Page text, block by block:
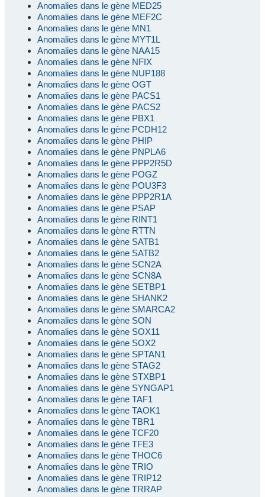
Anomalies dans le gène MED25
Anomalies dans le gène MEF2C
Anomalies dans le gène MN1
Anomalies dans le gène MYT1L
Anomalies dans le gène NAA15
Anomalies dans le gène NFIX
Anomalies dans le gène NUP188
Anomalies dans le gène OGT
Anomalies dans le gène PACS1
Anomalies dans le gène PACS2
Anomalies dans le gène PBX1
Anomalies dans le gène PCDH12
Anomalies dans le gène PHIP
Anomalies dans le gène PNPLA6
Anomalies dans le gène PPP2R5D
Anomalies dans le gène POGZ
Anomalies dans le gène POU3F3
Anomalies dans le gène PPP2R1A
Anomalies dans le gène PSAP
Anomalies dans le gène RINT1
Anomalies dans le gène RTTN
Anomalies dans le gène SATB1
Anomalies dans le gène SATB2
Anomalies dans le gène SCN2A
Anomalies dans le gène SCN8A
Anomalies dans le gène SETBP1
Anomalies dans le gène SHANK2
Anomalies dans le gène SMARCA2
Anomalies dans le gène SON
Anomalies dans le gène SOX11
Anomalies dans le gène SOX2
Anomalies dans le gène SPTAN1
Anomalies dans le gène STAG2
Anomalies dans le gène STXBP1
Anomalies dans le gène SYNGAP1
Anomalies dans le gène TAF1
Anomalies dans le gène TAOK1
Anomalies dans le gène TBR1
Anomalies dans le gène TCF20
Anomalies dans le gène TFE3
Anomalies dans le gène THOC6
Anomalies dans le gène TRIO
Anomalies dans le gène TRIP12
Anomalies dans le gène TRRAP